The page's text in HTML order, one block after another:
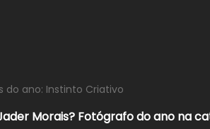
do ano: Instinto Criativo
Morais? Fotógrafo do ano na